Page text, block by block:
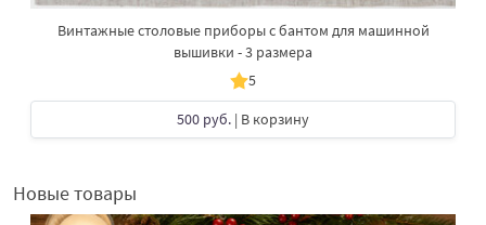
Винтажные столовые приборы с бантом для машинной
вышивки - 3 размера
5
500 руб. | В корзину
Новые товары